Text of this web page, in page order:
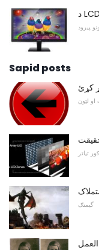
پیرود
Sapid posts
کړئ
لټون
کور تیاتر
گیمنګ